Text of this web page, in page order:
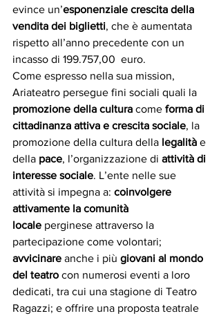
evince un’esponenziale crescita della
vendita dei biglietti, che è aumentata
rispetto all’anno precedente con un
incasso di 199.757,00  euro.
Come espresso nella sua mission,
Ariateatro persegue fini sociali quali la
promozione della cultura come forma di
cittadinanza attiva e crescita sociale, la
promozione della cultura della legalità e
della pace, l’organizzazione di attività di
interesse sociale. L’ente nelle sue
attività si impegna a: coinvolgere
attivamente la comunità
locale perginese attraverso la
partecipazione come volontari;
avvicinare anche i più giovani al mondo
del teatro con numerosi eventi a loro
dedicati, tra cui una stagione di Teatro
Ragazzi; e offrire una proposta teatrale